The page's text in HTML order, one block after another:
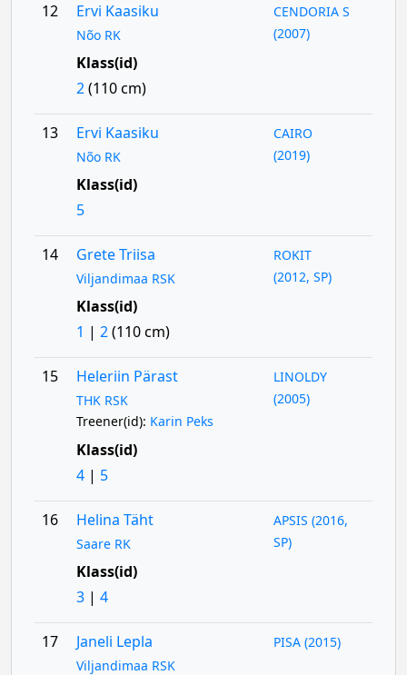
12 Ervi Kaasiku
Nõo RK
CENDORIA S
(2007)
Klass(id)
2(110 cm)
13 Ervi Kaasiku
Nõo RK
CAIRO
(2019)
Klass(id)
5
14 Grete Triisa
Viljandimaa RSK
ROKIT
(2012, SP)
Klass(id)
1 | 2(110 cm)
15 Heleriin Pärast
THK RSK
LINOLDY
(2005)
Treener(id): Karin Peks
Klass(id)
4| 5
16 Helina Täht
Saare RK
APSIS (2016,
SP)
Klass(id)
3| 4
17 Janeli Lepla
Viljandimaa RSK
PISA (2015)